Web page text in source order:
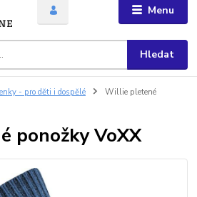
Menu
Hledat
- pro děti i dospělé
Willie pletené
ponožky VoXX